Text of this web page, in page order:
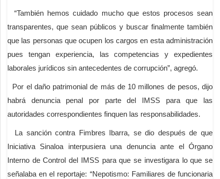
“También hemos cuidado mucho que estos procesos sean
transparentes, que sean públicos y buscar finalmente también
que las personas que ocupen los cargos en esta administración
pues tengan experiencia, las competencias y expedientes
laborales jurídicos sin antecedentes de corrupción”, agregó.
Por el daño patrimonial de más de 10 millones de pesos, dijo
habrá denuncia penal por parte del IMSS para que las
autoridades correspondientes finquen las responsabilidades.
La sanción contra Fimbres Ibarra, se dio después de que
Iniciativa Sinaloa interpusiera una denuncia ante el Órgano
Interno de Control del IMSS para que se investigara lo que se
señalaba en el reportaje: “Nepotismo: Familiares de funcionaria